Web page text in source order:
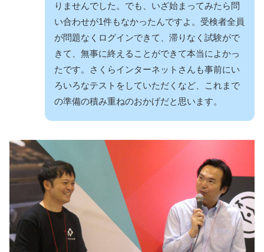
りませんでした。でも、いざ始まってみたら問
い合わせが1件もなかったんですよ。受検者全員
が問題なくログインできて、滞りなく試験がで
きて、無事に終えることができて本当によかっ
たです。さくらインターネットさんも事前にい
ろいろなテストをしていただくなど、これまで
の準備の積み重ねのおかげだと思います。